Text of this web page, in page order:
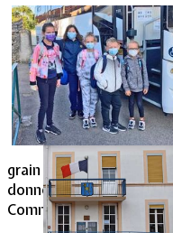
Vie Municipale
grain de sable, en
donné l’image d’une
Comme celle de 2019.